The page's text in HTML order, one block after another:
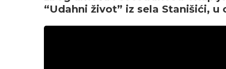
“Udahni život” iz sela Stanišići, u